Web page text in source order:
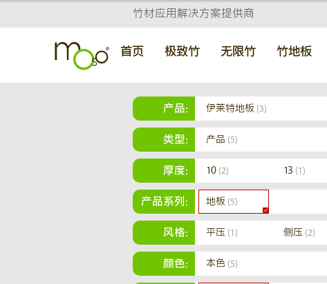
竹材应用解决方案提供商
首页 极致竹 无限竹 竹地板
产品: 伊莱特地板 (3)
类型: 产品 (5)
厚度: 10 (2) 13 (1)
产品系列: 地板 (5)
风格: 平压 (1) 侧压 (2)
颜色: 本色 (5)